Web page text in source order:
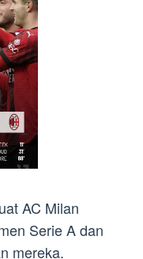
AC Milan
Serie A dan
mereka.